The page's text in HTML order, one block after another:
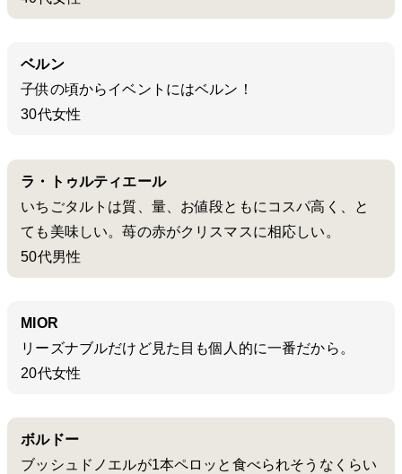
ベルン
子供の頃からイベントにはベルン！
30代女性
ラ・トゥルティエール
いちごタルトは質、量、お値段ともにコスパ高く、と
ても美味しい。苺の赤がクリスマスに相応しい。
50代男性
MIOR
リーズナブルだけど見た目も個人的に一番だから。
20代女性
ボルドー
ブッシュドノエルが1本ペロッと食べられそうなくらい